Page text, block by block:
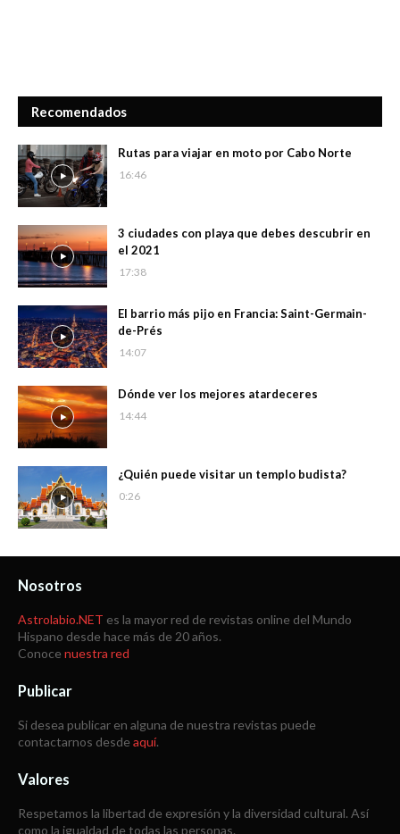
Recomendados
Rutas para viajar en moto por Cabo Norte
16:46
3 ciudades con playa que debes descubrir en
el 2021
17:38
El barrio más pijo en Francia: Saint-Germain-
de-Prés
14:07
Dónde ver los mejores atardeceres
14:44
¿Quién puede visitar un templo budista?
0:26
Nosotros
Astrolabio.NET es la mayor red de revistas online del Mundo
Hispano desde hace más de 20 años.
Conoce nuestra red
Publicar
Si desea publicar en alguna de nuestra revistas puede
contactarnos desde aquí.
Valores
Respetamos la libertad de expresión y la diversidad cultural. Así
como la igualdad de todas las personas.